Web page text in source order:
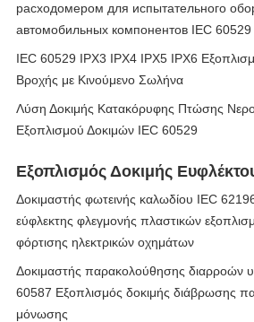
расходомером для испытательного
автомобильных компонентов IEC 60529
IEC 60529 IPX3 IPX4 IPX5 IPX6
Βροχής με Κινούμενο Σωλήνα
Λύση Δοκιμής Κατακόρυφης Πτώσης
Εξοπλισμού Δοκιμών IEC 60529
Εξοπλισμός Δοκιμής
Δοκιμαστής φωτεινής καλωδίου IEC
εύφλεκτης φλεγμονής πλαστικών
φόρτισης ηλεκτρικών οχημάτων
Δοκιμαστής παρακολούθησης διαρροών
60587 Εξοπλισμός δοκιμής διάβρωσης
μόνωσης